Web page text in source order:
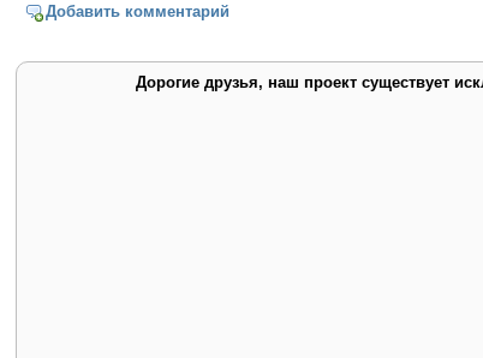
Добавить комментарий
Дорогие друзья, наш проект существует